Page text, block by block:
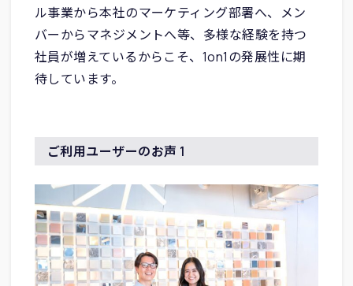
ル事業から本社のマーケティング部署へ、メン
バーからマネジメントへ等、多様な経験を持つ
社員が増えているからこそ、1on1の発展性に期
待しています。
ご利用ユーザーのお声 1